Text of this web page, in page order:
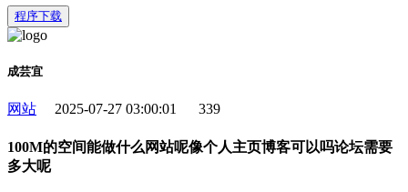
程序下载
成芸宜
网站 2025-07-27 03:00:01 339
100M的空间能做什么网站呢像个人主页博客可以吗论坛需要
多大呢